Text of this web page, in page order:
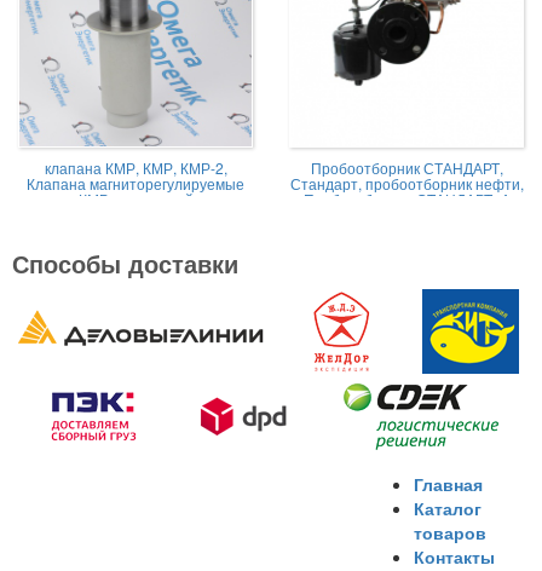
клапана КМР, КМР, КМР-2,
Клапана магниторегулируемые
КМР жидкостной
Пробоотборник СТАНДАРТ,
Стандарт, пробоотборник нефти,
Пробоотборник СТАНДАРТ -А
Способы доставки
Главная
Каталог
товаров
Контакты